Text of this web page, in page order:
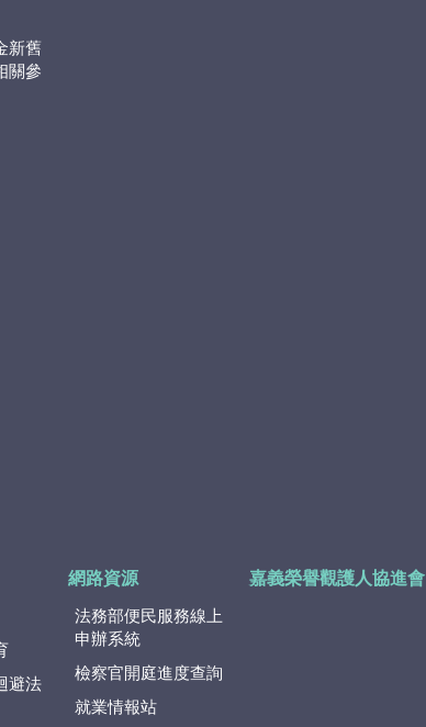
新舊
關參
避法
網路資源
法務部便民服務線上
申辦系統
檢察官開庭進度查詢
就業情報站
嘉義榮譽觀護人協進會